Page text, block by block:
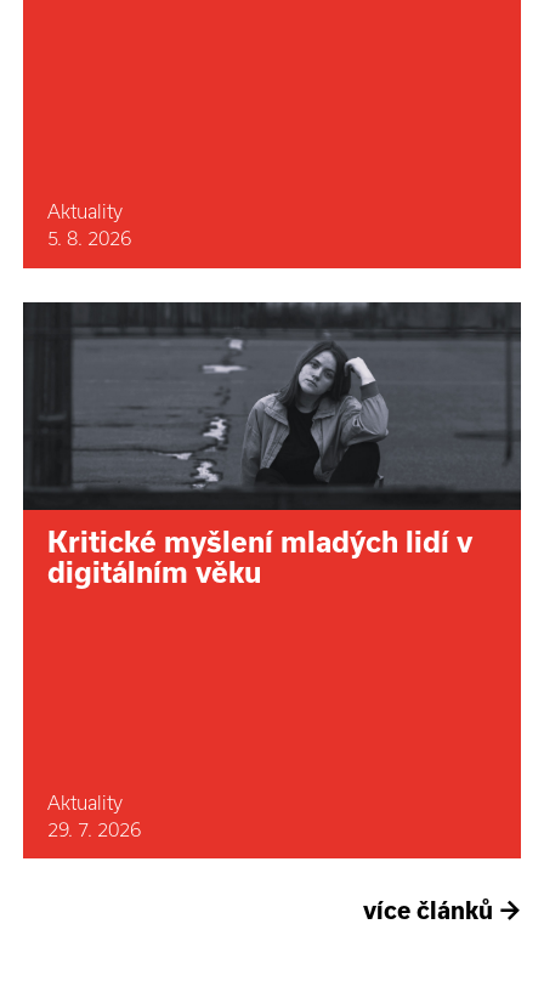
Aktuality
5. 8. 2026
Kritické myšlení mladých lidí v
digitálním věku
Aktuality
29. 7. 2026
více článků →